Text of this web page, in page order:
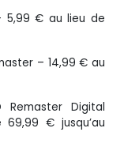
5,99 € au lieu de
– 14,99 € au
Remaster Digital
€ jusqu’au